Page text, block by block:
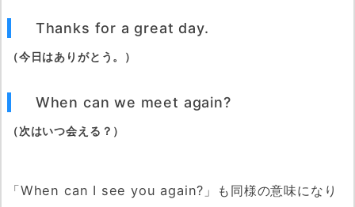
Thanks for a great day.
（今日はありがとう。）
When can we meet again?
（次はいつ会える？）
「When can I see you again?」も同様の意味になり